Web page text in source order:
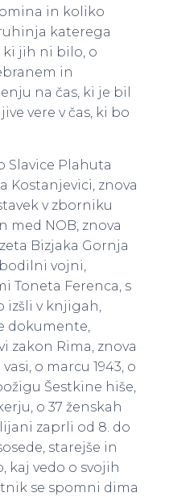
in koliko
katerega
ki jih ni bilo, o
in
na čas, ki je bil
vere v čas, ki bo
Slavice Plahuta
Kostanjevici, znova
v zborniku
med NOB, znova
Bizjaka Gornja
vojni,
Toneta Ferenca, s
izšli v knjigah,
dokumente,
zakon Rima, znova
o marcu 1943, o
Šestkine hiše,
o 37 ženskah
zaprli od 8. do
starejše in
kaj vedo o svojih
se spomni dima